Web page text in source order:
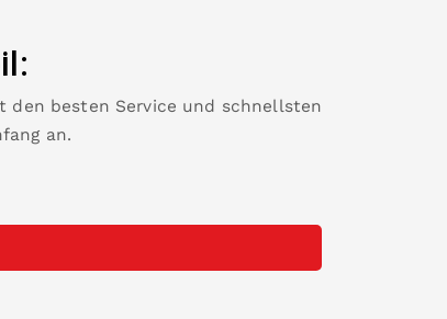
den besten Service und schnellsten
an.